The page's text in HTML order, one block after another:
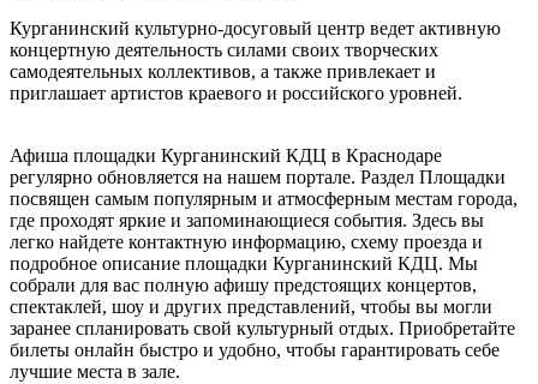
Курганинский культурно-досуговый центр ведет активную
концертную деятельность силами своих творческих
самодеятельных коллективов, а также привлекает и
приглашает артистов краевого и российского уровней.
Афиша площадки Курганинский КДЦ в Краснодаре
регулярно обновляется на нашем портале. Раздел Площадки
посвящен самым популярным и атмосферным местам города,
где проходят яркие и запоминающиеся события. Здесь вы
легко найдете контактную информацию, схему проезда и
подробное описание площадки Курганинский КДЦ. Мы
собрали для вас полную афишу предстоящих концертов,
спектаклей, шоу и других представлений, чтобы вы могли
заранее спланировать свой культурный отдых. Приобретайте
билеты онлайн быстро и удобно, чтобы гарантировать себе
лучшие места в зале.